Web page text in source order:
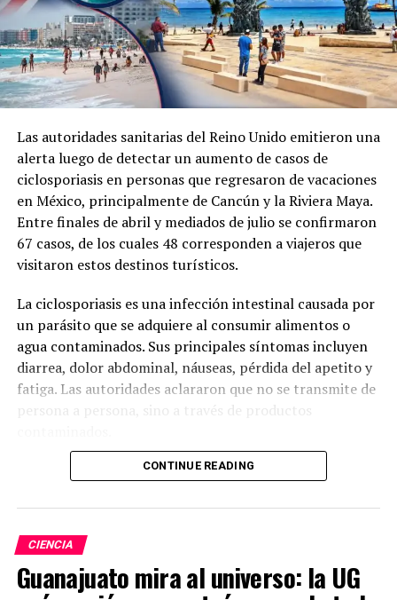
Las autoridades sanitarias del Reino Unido emitieron una
alerta luego de detectar un aumento de casos de
ciclosporiasis en personas que regresaron de vacaciones
en México, principalmente de Cancún y la Riviera Maya.
Entre finales de abril y mediados de julio se confirmaron
67 casos, de los cuales 48 corresponden a viajeros que
visitaron estos destinos turísticos.
La ciclosporiasis es una infección intestinal causada por
un parásito que se adquiere al consumir alimentos o
agua contaminados. Sus principales síntomas incluyen
diarrea, dolor abdominal, náuseas, pérdida del apetito y
fatiga. Las autoridades aclararon que no se transmite de
persona a persona, sino a través de productos
Ante el incremento de casos, la Agencia de Seguridad
determinar si existe un origen común de los contagios y
trabaja en coordinación con autoridades mexicanas y el
sector turístico para identificar la fuente del problema.
Mientras tanto, recomendó a los viajeros extremar las
CONTINUE READING
CIENCIA
Guanajuato mira al universo: la UG